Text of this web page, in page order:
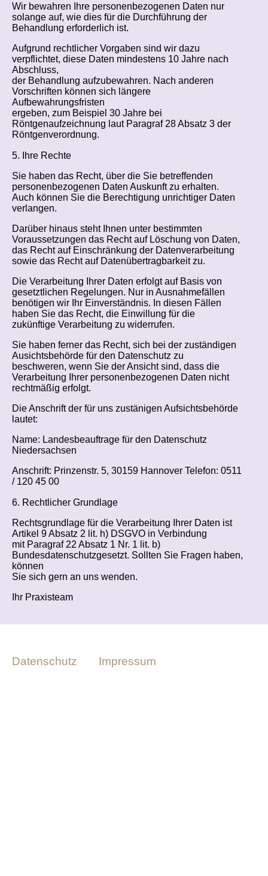
Wir bewahren Ihre personenbezogenen Daten nur
solange auf, wie dies für die Durchführung der
Behandlung erforderlich ist.
Aufgrund rechtlicher Vorgaben sind wir dazu
verpflichtet, diese Daten mindestens 10 Jahre nach
Abschluss,
der Behandlung aufzubewahren. Nach anderen
Vorschriften können sich längere
Aufbewahrungsfristen
ergeben, zum Beispiel 30 Jahre bei
Röntgenaufzeichnung laut Paragraf 28 Absatz 3 der
Röntgenverordnung.
5. Ihre Rechte
Sie haben das Recht, über die Sie betreffenden
personenbezogenen Daten Auskunft zu erhalten.
Auch können Sie die Berechtigung unrichtiger Daten
verlangen.
Darüber hinaus steht Ihnen unter bestimmten
Voraussetzungen das Recht auf Löschung von Daten,
das Recht auf Einschränkung der Datenverarbeitung
sowie das Recht auf Datenübertragbarkeit zu.
Die Verarbeitung Ihrer Daten erfolgt auf Basis von
gesetztlichen Regelungen. Nur in Ausnahmefällen
benötigen wir Ihr Einverständnis. In diesen Fällen
haben Sie das Recht, die Einwillung für die
zukünftige Verarbeitung zu widerrufen.
Sie haben ferner das Recht, sich bei der zuständigen
Ausichtsbehörde für den Datenschutz zu
beschweren, wenn Sie der Ansicht sind, dass die
Verarbeitung Ihrer personenbezogenen Daten nicht
rechtmäßig erfolgt.
Die Anschrift der für uns zustänigen Aufsichtsbehörde
lautet:
Name: Landesbeauftrage für den Datenschutz
Niedersachsen
Anschrift: Prinzenstr. 5, 30159 Hannover Telefon: 0511
/ 120 45 00
6. Rechtlicher Grundlage
Rechtsgrundlage für die Verarbeitung Ihrer Daten ist
Artikel 9 Absatz 2 lit. h) DSGVO in Verbindung
mit Paragraf 22 Absatz 1 Nr. 1 lit. b)
Bundesdatenschutzgesetzt. Sollten Sie Fragen haben,
können
Sie sich gern an uns wenden.
Ihr Praxisteam
Datenschutz Impressum